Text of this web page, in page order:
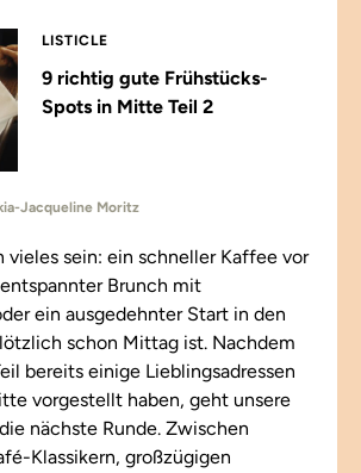
LISTICLE
9 richtig gute Frühstücks-
Spots in Mitte Teil 2
Jacqueline Moritz
vieles sein: ein schneller Kaffee vor
Brunch mit
ein ausgedehnter Start in den
schon Mittag ist. Nachdem
bereits einige Lieblingsadressen
vorgestellt haben, geht unsere
nächste Runde. Zwischen
Klassikern, großzügigen